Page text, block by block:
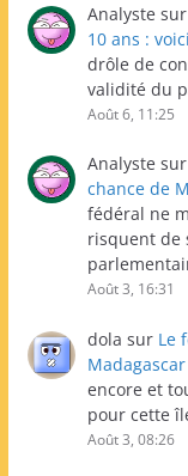
Analyste sur
10 ans :
drôle de
validité du
Août 6, 11:25
Analyste sur
chance de
fédéral ne
risquent de
Août 3, 16:31
dola sur Le
Madagascar
encore et
pour cette
Août 3, 08:26